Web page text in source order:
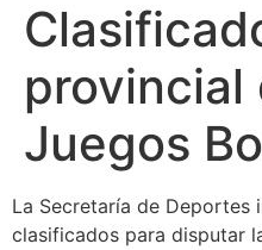
provincial
Juegos
La Secretaría de Deportes
clasificados para disputar